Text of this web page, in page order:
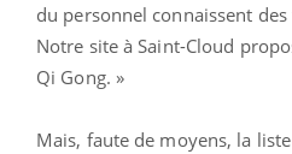
du personnel connaissent
Notre site à Saint-Cloud
Qi Gong. »
Mais, faute de moyens, la